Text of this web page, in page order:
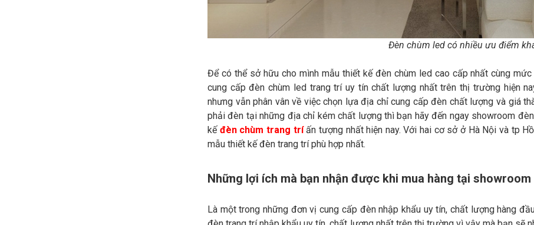
Đèn chùm led có nhiều ưu điểm
Để có thể sở hữu cho mình mẫu thiết kế đèn chùm led cao cấp nhất cùng
cung cấp đèn chùm led trang trí uy tín chất lượng nhất trên thị trường hiện
nhưng vẫn phân vân về việc chọn lựa địa chỉ cung cấp đèn chất lượng và giá
phải đèn tại những địa chỉ kém chất lượng thì bạn hãy đến ngay showroom
kế đèn chùm trang tríấn tượng nhất hiện nay. Với hai cơ sở ở Hà Nội và tp
mẫu thiết kế đèn trang trí phù hợp nhất.
Những lợi ích mà bạn nhận được khi mua hàng tại showroom
Là một trong những đơn vị cung cấp đèn nhập khẩu uy tín, chất lượng hàng